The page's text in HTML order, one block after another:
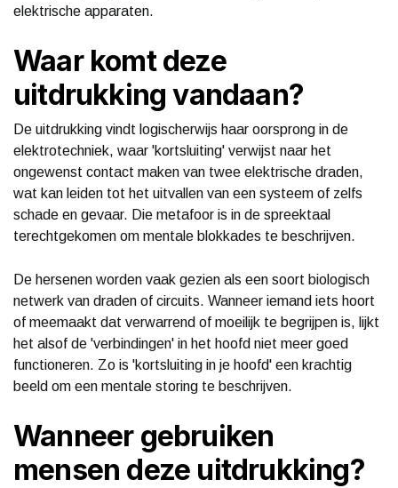
elektrische apparaten.
Waar komt deze
uitdrukking vandaan?
De uitdrukking vindt logischerwijs haar oorsprong in de
elektrotechniek, waar 'kortsluiting' verwijst naar het
ongewenst contact maken van twee elektrische draden,
wat kan leiden tot het uitvallen van een systeem of zelfs
schade en gevaar. Die metafoor is in de spreektaal
terechtgekomen om mentale blokkades te beschrijven.
De hersenen worden vaak gezien als een soort biologisch
netwerk van draden of circuits. Wanneer iemand iets hoort
of meemaakt dat verwarrend of moeilijk te begrijpen is, lijkt
het alsof de 'verbindingen' in het hoofd niet meer goed
functioneren. Zo is 'kortsluiting in je hoofd' een krachtig
beeld om een mentale storing te beschrijven.
Wanneer gebruiken
mensen deze uitdrukking?